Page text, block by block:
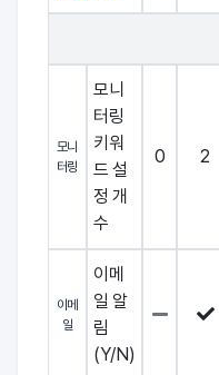
모니
터링
모니
터링
키워
드 설
정 개
수
0 2
이메
일
이메
일 알
림
(Y/N)